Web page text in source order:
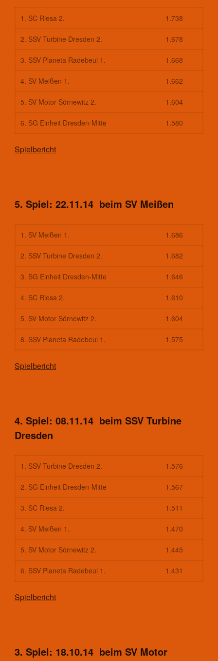
1. SC Riesa 2. 1.738
2. SSV Turbine Dresden 2. 1.678
3. SSV Planeta Radebeul 1. 1.668
4. SV Meißen 1. 1.662
5. SV Motor Sörnewitz 2. 1.604
6. SG Einheit Dresden-Mitte 1.580
Spielbericht
5. Spiel: 22.11.14 beim SV Meißen
1. SV Meißen 1. 1.686
2. SSV Turbine Dresden 2. 1.682
3. SG Einheit Dresden-Mitte 1.646
4. SC Riesa 2. 1.610
5. SV Motor Sörnewitz 2. 1.604
6. SSV Planeta Radebeul 1. 1.575
Spielbericht
4. Spiel: 08.11.14 beim SSV Turbine
Dresden
1. SSV Turbine Dresden 2. 1.576
2. SG Einheit Dresden-Mitte 1.567
3. SC Riesa 2. 1.511
4. SV Meißen 1. 1.470
5. SV Motor Sörnewitz 2. 1.445
6. SSV Planeta Radebeul 1. 1.431
Spielbericht
3. Spiel: 18.10.14 beim SV Motor